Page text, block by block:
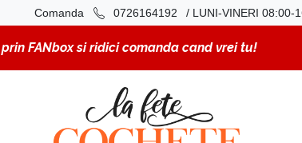
Comanda 0726164192 / LUNI-VINERI 08:00-
prin FANbox si ridici comanda cand vrei tu!